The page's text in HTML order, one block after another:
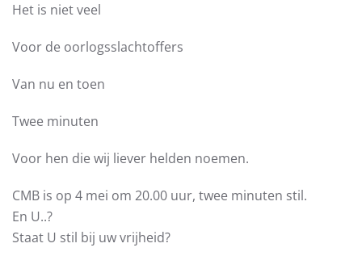
Het is niet veel
Voor de oorlogsslachtoffers
Van nu en toen
Twee minuten
Voor hen die wij liever helden noemen.
CMB is op 4 mei om 20.00 uur, twee minuten stil.
En U..?
Staat U stil bij uw vrijheid?